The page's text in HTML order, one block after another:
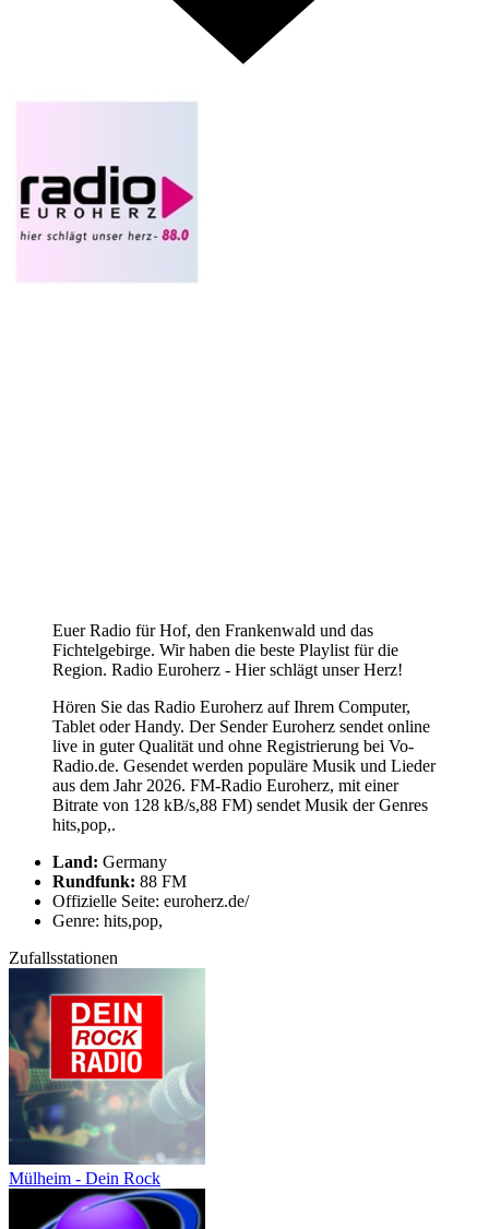
Euer Radio für Hof, den Frankenwald und das
Fichtelgebirge. Wir haben die beste Playlist für die
Region. Radio Euroherz - Hier schlägt unser Herz!
Hören Sie das Radio Euroherz auf Ihrem Computer,
Tablet oder Handy. Der Sender Euroherz sendet online
live in guter Qualität und ohne Registrierung bei Vo-
Radio.de. Gesendet werden populäre Musik und Lieder
aus dem Jahr 2026. FM-Radio Euroherz, mit einer
Bitrate von 128 kB/s,88 FM) sendet Musik der Genres
hits,pop,.
Land: Germany
Rundfunk: 88 FM
Offizielle Seite: euroherz.de/
Genre: hits,pop,
Zufallsstationen
Mülheim - Dein Rock